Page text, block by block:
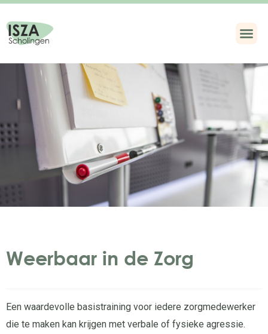
Weerbaar in de Zorg
Een waardevolle basistraining voor iedere zorgmedewerker
die te maken kan krijgen met verbale of fysieke agressie.